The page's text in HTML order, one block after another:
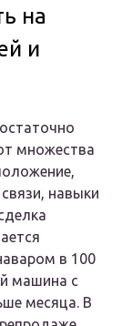
на
и
множества
навыки
в 100
машина с
месяца. В